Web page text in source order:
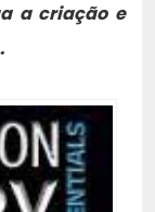
a criação e